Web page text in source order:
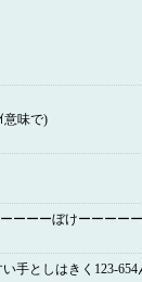
意味で)
ーーーぼけーーーー
手としはきく123-